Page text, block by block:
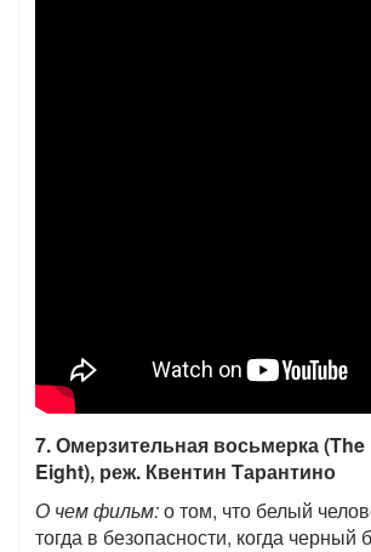
7. Омерзительная восьмерка
Eight), реж. Квентин Тарантино
О чем фильм:о том, что белый
тогда в безопасности, когда черный